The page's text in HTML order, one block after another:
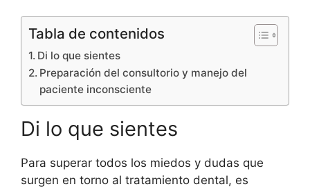
Tabla de contenidos
Di lo que sientes
Preparación del consultorio y manejo del
paciente inconsciente
Di lo que sientes
Para superar todos los miedos y dudas que
surgen en torno al tratamiento dental, es